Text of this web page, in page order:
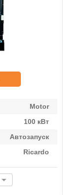
Motor
100 кВт
Автозапуск
Ricardo